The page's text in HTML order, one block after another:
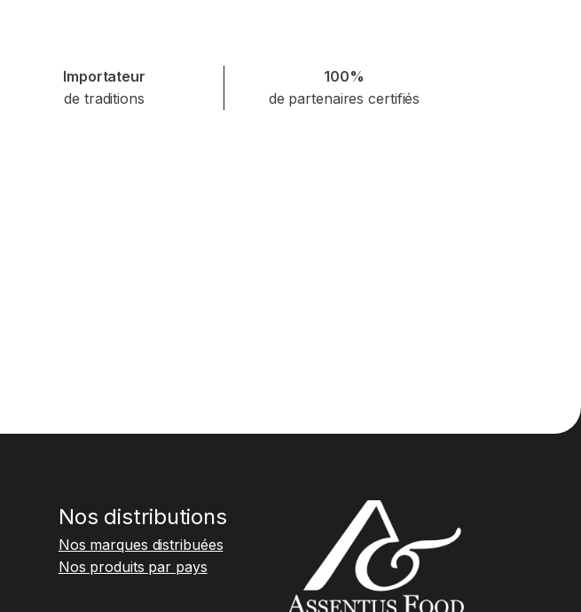
Importateur
de traditions
100%
de partenaires certifiés
Nos distributions
Nos marques distribuées
Nos produits par pays